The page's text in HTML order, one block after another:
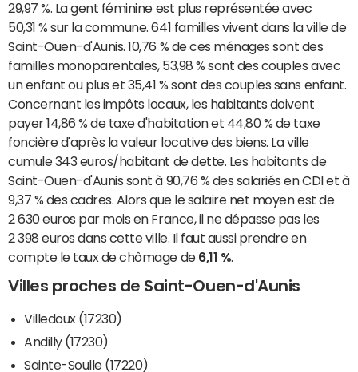
29,97 %. La gent féminine est plus représentée avec
50,31 % sur la commune. 641 familles vivent dans la ville de
Saint-Ouen-d'Aunis. 10,76 % de ces ménages sont des
familles monoparentales, 53,98 % sont des couples avec
un enfant ou plus et 35,41 % sont des couples sans enfant.
Concernant les impôts locaux, les habitants doivent
payer 14,86 % de taxe d'habitation et 44,80 % de taxe
foncière d'après la valeur locative des biens. La ville
cumule 343 euros/habitant de dette. Les habitants de
Saint-Ouen-d'Aunis sont à 90,76 % des salariés en CDI et à
9,37 % des cadres. Alors que le salaire net moyen est de
2 630 euros par mois en France, il ne dépasse pas les
2 398 euros dans cette ville. Il faut aussi prendre en
compte le taux de chômage de 6,11 %
Villes proches de Saint-Ouen-d'Aunis
Villedoux (17230)
Andilly (17230)
Sainte-Soulle (17220)